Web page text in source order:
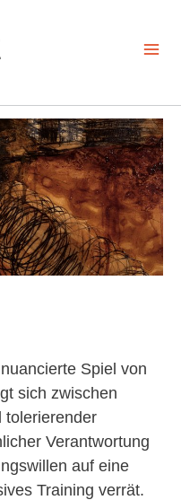
Spiel von
sich zwischen
tolerierender
Verantwortung
auf eine
Training verrät.